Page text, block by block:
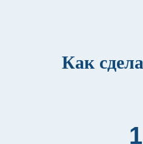
Как
1